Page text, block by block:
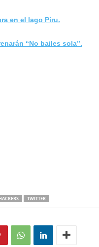
en el lago Piru.
“No bailes sola”.
TWITTER